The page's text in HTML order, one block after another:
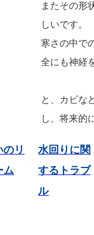
リ
ム
水回りに関
するトラブ
ル
やすく、またその形
常に難しいです。
さ・冬の寒さの中で
る方の安全にも神経
をしないと、カビな
品に混入し、将来的